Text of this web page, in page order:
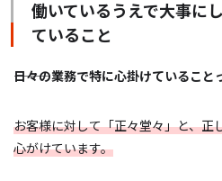
働いているうえで大事に
ていること
―――日々の業務で特に心掛けているこ
お客様に対して「正々堂々」と、正
心がけています。